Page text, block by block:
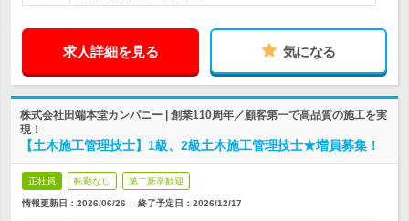
求人詳細を見る 気になる
株式会社田端本堂カンパニー | 創業110周年／顧客第一で高品質の施工を実
現！
【土木施工管理技士】1級、2級土木施工管理技士★増員募集！
正社員 転勤なし 第二新卒歓迎
情報更新日：2026/06/26 終了予定日： 2026/12/17